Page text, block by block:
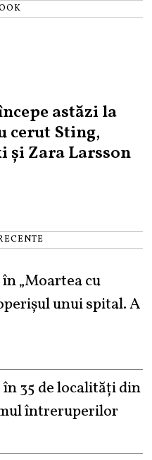
astăzi la
cerut Sting,
și Zara Larsson
„Moartea cu
unui spital. A
35 de localități din
întreruperilor